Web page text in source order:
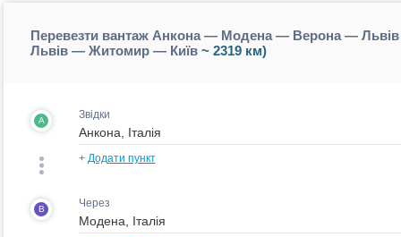
Перевезти вантаж Анкона — Модена — Верона —
Львів — Житомир — Київ~ 2319 км)
A Звідки
+ Додати пункт
B Через